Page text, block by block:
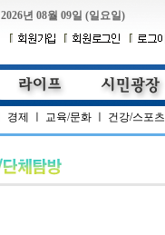
2026년 08월 09일 (일요일)
경제 교육/문화 건강/스포츠